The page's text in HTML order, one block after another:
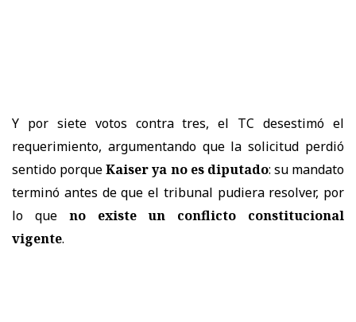
Y por siete votos contra tres, el TC desestimó el
requerimiento, argumentando que la solicitud perdió
sentido porqueKaiser ya no es diputado: su mandato
terminó antes de que el tribunal pudiera resolver, por
lo que no existe un conflicto constitucional
vigente.